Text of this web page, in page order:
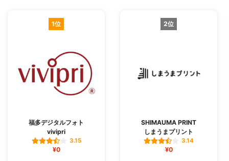
1位
福多デジタルフォト
vivipri
3.15
¥0
2位
SHIMAUMA PRINT
しまうまプリント
3.14
¥0